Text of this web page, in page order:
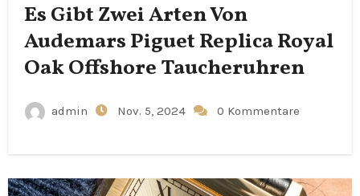
Es Gibt Zwei Arten Von
Audemars Piguet Replica Royal
Oak Offshore Taucheruhren
admin Nov. 5, 2024 0 Kommentare